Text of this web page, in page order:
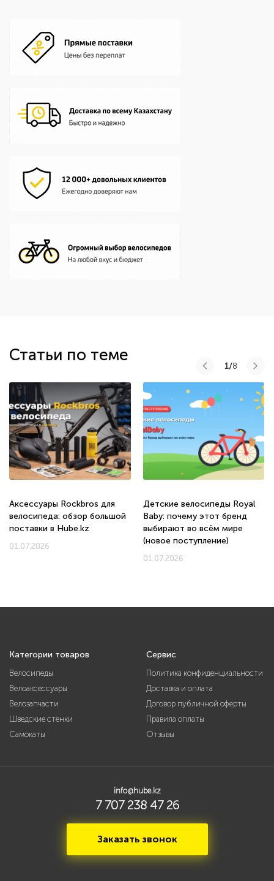
Статьи по теме
Аксессуары Rockbros для
велосипеда: обзор большой
поставки в Hube.kz
01.07.2026
Детские велосипеды Royal
Baby: почему этот бренд
выбирают во всём мире
(новое поступление)
01.07.2026
1/8
Категории товаров
Велосипеды
Велоаксессуары
Велозапчасти
Шведские стенки
Самокаты
Сервис
Политика конфиденциальности
Доставка и оплата
Договор публичной оферты
Правила оплаты
Отзывы
info@hube.kz
7 707 238 47 26
Заказать звонок